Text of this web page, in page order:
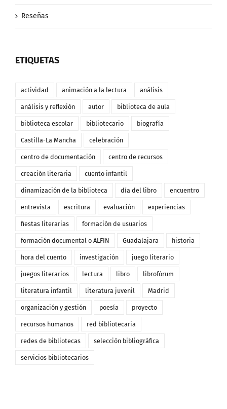
Reseñas
ETIQUETAS
actividad animación a la lectura análisis
análisis y reflexión autor biblioteca de aula
biblioteca escolar bibliotecario biografía
Castilla-La Mancha celebración
centro de documentación centro de recursos
creación literaria cuento infantil
dinamización de la biblioteca día del libro encuentro
entrevista escritura evaluación experiencias
fiestas literarias formación de usuarios
formación documental o ALFIN Guadalajara historia
hora del cuento investigación juego literario
juegos literarios lectura libro librofórum
literatura infantil literatura juvenil Madrid
organización y gestión poesía proyecto
recursos humanos red bibliotecaria
redes de bibliotecas selección bibliográfica
servicios bibliotecarios